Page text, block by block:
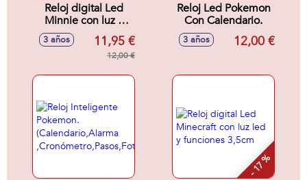
Reloj digital Led
Minnie con luz y
funciones. 3,5cm
3 años 11,95 €
12,00 €
Reloj Led Pokemon
Con Calendario.
3 años 12,00 €
- 17 %